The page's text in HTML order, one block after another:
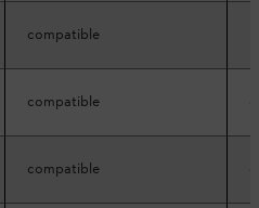
compatible
compatible
compatible